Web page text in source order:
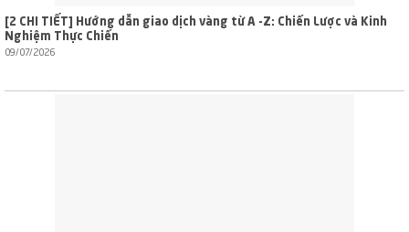
[2 CHI TIẾT] Hướng dẫn giao dịch vàng từ A -Z: Chiến Lược và Kinh
Nghiệm Thực Chiến
09/07/2026